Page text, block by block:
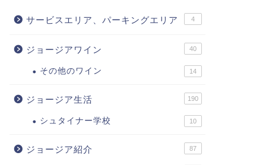
サービスエリア、パーキングエリア 4
ジョージアワイン 40
その他のワイン 14
ジョージア生活 190
シュタイナー学校 10
ジョージア紹介 87